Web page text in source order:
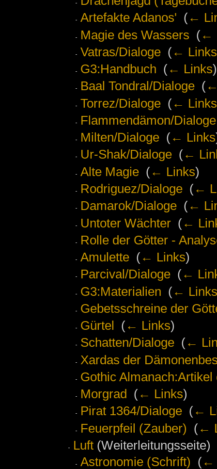
Artefakte Adanos' (←
Magie des Wassers (←
Vatras/Dialoge‎ (← Links
G3:Handbuch (← Links)
Baal Tondral/Dialoge‎ (←
Torrez/Dialoge‎ (← Links
Flammendämon/Dialoge
Milten/Dialoge‎ (← Links
Ur-Shak/Dialoge‎ (←
Alte Magie‎ (← Links)
Rodriguez/Dialoge‎ (←
Damarok/Dialoge‎ (←
Untoter Wächter‎ (←
Rolle der Götter -
Amulette‎ (← Links)
Parcival/Dialoge‎ (←
G3:Materialien (← Links
Gebetsschreine der
Gürtel
(← Links)
Schatten/Dialoge‎ (←
Xardas der
Gothic
Morgrad
(← Links)
Pirat 1364/Dialoge‎ (←
Feuerpfeil (Zauber)
(←
Luft(Weiterleitungsseite) ‎
Astronomie (Schrift)
(←